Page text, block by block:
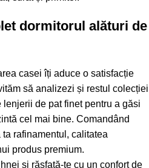
dormitorul alături de
casei îți aduce o satisfacție
să analizezi și restul colecției
lenjerii de pat finetpentru a găsi
cel mai bine. Comandând
rafinamentul, calitatea
produs premium.
și răsfață-te cu un confort de